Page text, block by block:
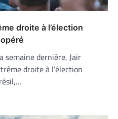
droite à l’élection
semaine dernière, Jair
droite à l’élection